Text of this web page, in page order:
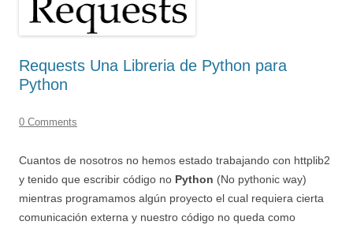
Requests Una Libreria de Python para
Python
0 Comments
Cuantos de nosotros no hemos estado trabajando con httplib2
y tenido que escribir código no Python (No pythonic way)
mientras programamos algún proyecto el cual requiera cierta
comunicación externa y nuestro código no queda como